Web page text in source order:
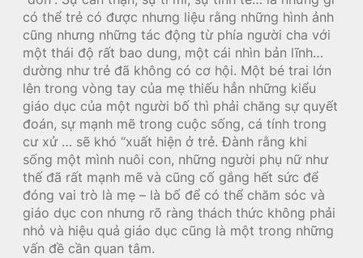
có thể trẻ có được nhưng liệu rằng những hình ảnh
cũng nhưng những tác động từ phía người cha với
một thái độ rất bao dung, một cái nhìn bản lĩnh…
dường như trẻ đã không có cơ hội. Một bé trai lớn
lên trong vòng tay của mẹ thiếu hẳn những kiểu
giáo dục của một người bố thì phải chăng sự quyết
đoán, sự mạnh mẽ trong cuộc sống, cá tính trong
cư xử … sẽ khó “xuất hiện ở trẻ. Đành rằng khi
sống một mình nuôi con, những người phụ nữ như
thế đã rất mạnh mẽ và cũng cố gắng hết sức để
đóng vai trò là mẹ – là bố để có thể chăm sóc và
giáo dục con nhưng rõ ràng thách thức không phải
nhỏ và hiệu quả giáo dục cũng là một trong những
vấn đề cần quan tâm.